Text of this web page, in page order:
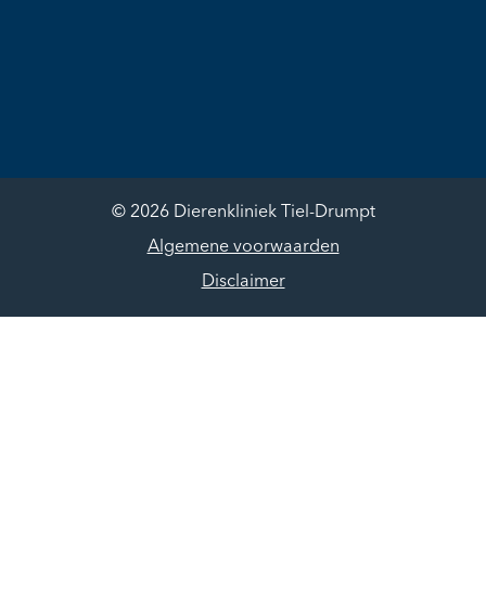
© 2026 Dierenkliniek Tiel-Drumpt
Algemene voorwaarden
Disclaimer